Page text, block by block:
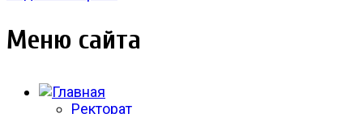
Меню сайта
Ректорат